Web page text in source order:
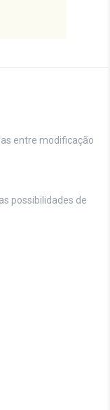
entre modificação
possibilidades de